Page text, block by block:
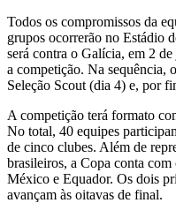
Todos os compromissos da
grupos ocorrerão no Estádio
será contra o Galícia, em 2
a competição. Na sequência,
Seleção Scout (dia 4) e, por
A competição terá formato
No total, 40 equipes
de cinco clubes. Além de
brasileiros, a Copa conta
México e Equador. Os dois
avançam às oitavas de final.